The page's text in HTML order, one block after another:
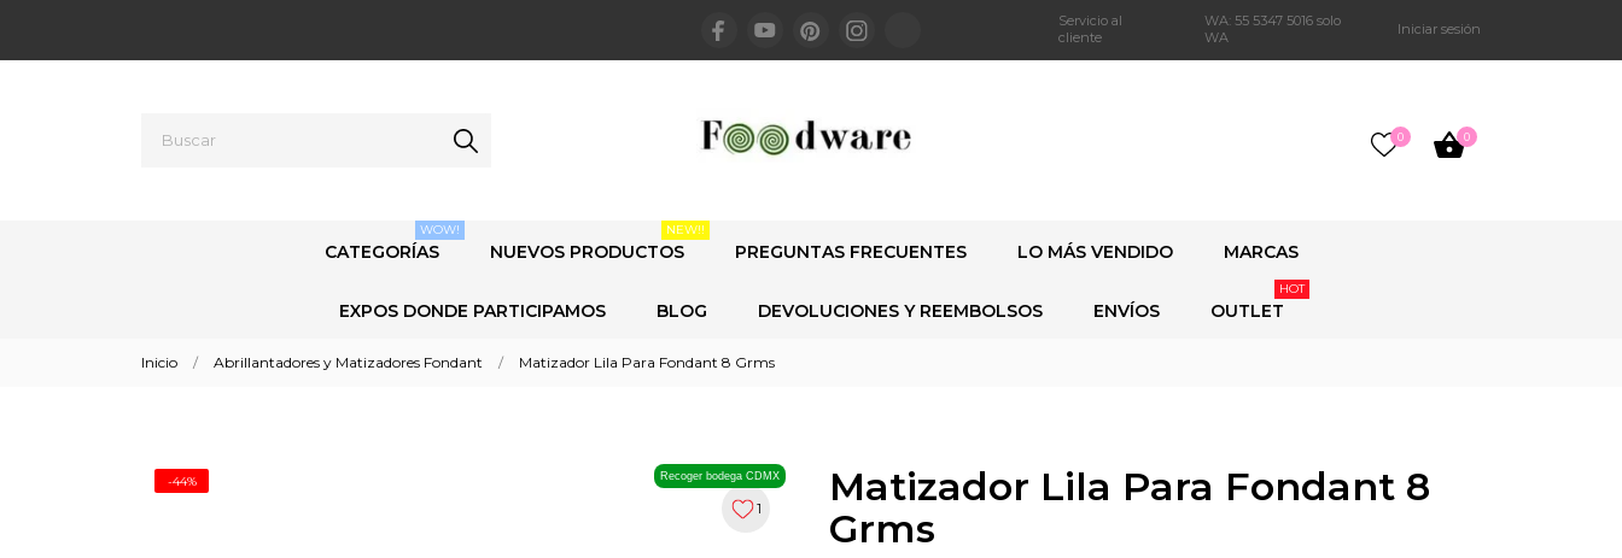
Servicio al
cliente
WA: 55 5347 5016 solo
WA
Iniciar sesión
0 0
CATEGORÍAS
WOW!
NUEVOS PRODUCTOS
NEW!!
PREGUNTAS FRECUENTES LO MÁS VENDIDO MARCAS
EXPOS DONDE PARTICIPAMOS BLOG DEVOLUCIONES Y REEMBOLSOS ENVÍOS OUTLET
HOT
Inicio Abrillantadores y Matizadores Fondant Matizador Lila Para Fondant 8 Grms
-44% Recoger bodega CDMX
1
Matizador Lila Para Fondant 8
Grms